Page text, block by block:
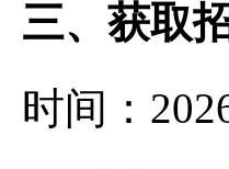
三、获取
时间：